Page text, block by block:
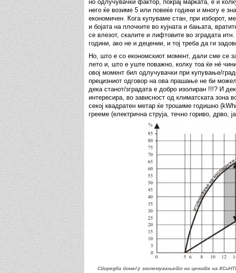
но одлучувачки фактор, покрај марката, е и
него ќе возиме 5 или повеќе години и многу е
економичен. Кога купуваме стан, при изборот,
и бојата на плочките во кујната и бањата,
се влезот, скалите и лифтовите во зградата
години, ако не и децении, и тој треба да ги
Но, што е со економскиот момент, дали сме се
лето и, што е уште поважно, колку тоа ќе нè
овој момент бил одлучувачки при купување/
прецизниот одговор на ова прашање не би
дека станот/зградата е добро изолиран !!!? И
интересира, во зависност од климатската зона
секој квадратен метар ќе трошиме годишно
грееме (електрична струја, течно гориво, дрво,
Споредба помеѓу зголемувањето на цените на